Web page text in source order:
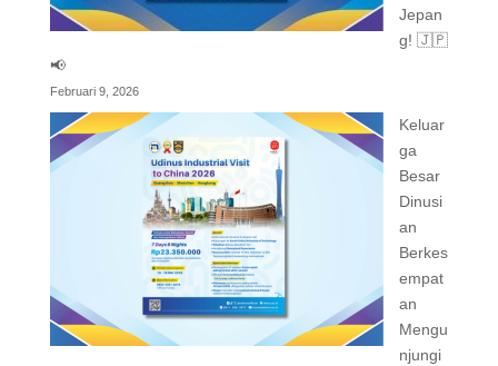
Jepan
g! 🇯🇵
📢
Februari 9, 2026
Keluar
ga
Besar
Dinusi
an
Berkes
empat
an
Mengu
njungi